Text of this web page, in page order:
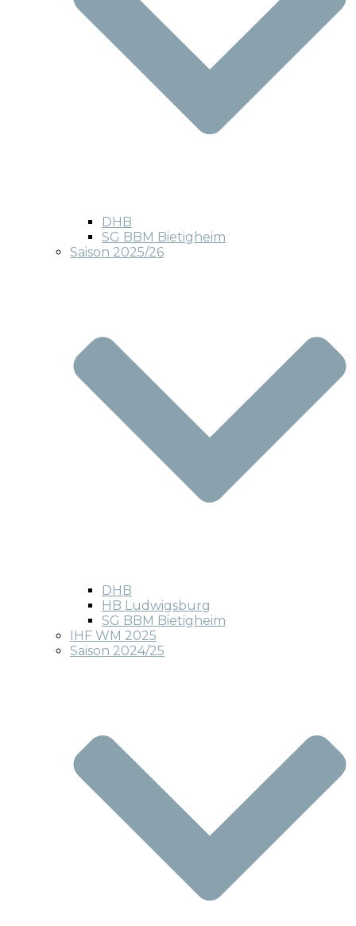
DHB
SG BBM Bietigheim
Saison 2025/26
DHB
HB Ludwigsburg
SG BBM Bietigheim
IHF WM 2025
Saison 2024/25